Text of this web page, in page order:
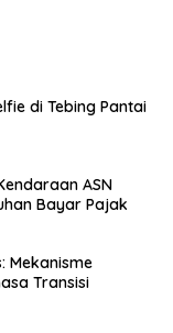
di Tebing Pantai
ASN
Bayar Pajak
Mekanisme
Transisi